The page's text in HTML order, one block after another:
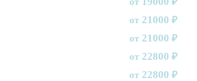
от 21000 ₽
от 21000 ₽
от 22800 ₽
от 22800 ₽